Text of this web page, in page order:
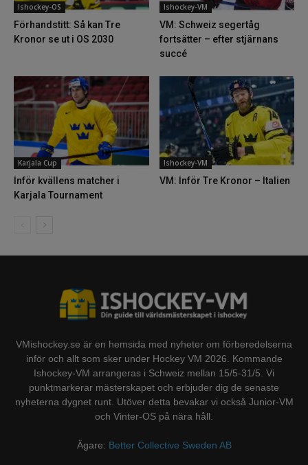
Ishockey-OS
Förhandstitt: Så kan Tre
Kronor se ut i OS 2030
Ishockey-VM
VM: Schweiz segertåg
fortsätter – efter stjärnans
succé
Karjala Cup
Inför kvällens matcher i
Karjala Tournament
Ishockey-VM
VM: Inför Tre Kronor – Italien
VMishockey.se är en hemsida med nyheter om förberedelserna
inför och allt som sker under Hockey VM 2026. Kommande
Ishockey-VM arrangeras i Schweiz mellan 15/5-31/5. Vi
punktmarkerar mästerskapet och erbjuder dig de senaste
nyheterna dygnet runt. Utöver detta bevakar vi också Junior-VM
och Vinter-OS på nära håll.
Ägare: Better Collective Sweden AB